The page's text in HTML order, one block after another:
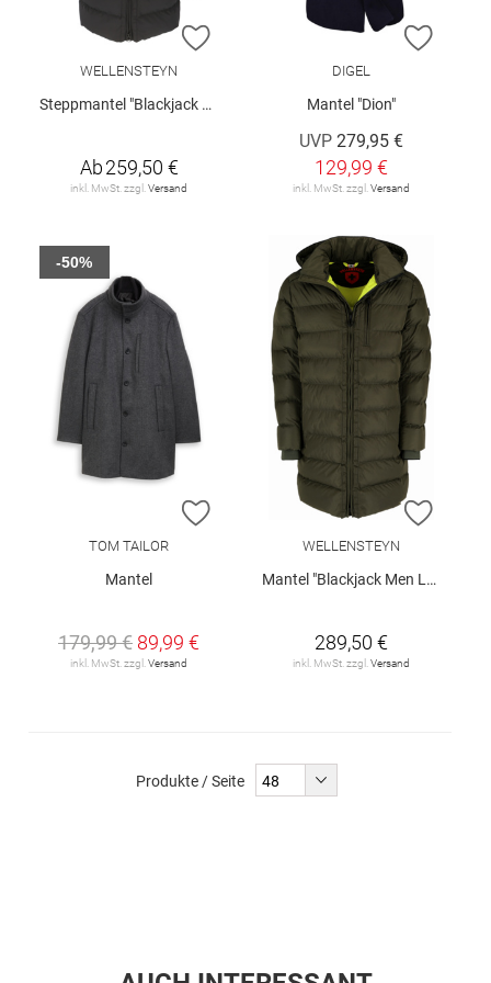
ZUR WUNSCHLISTE HINZUFÜGEN
WELLENSTEYN
Steppmantel "Blackjack Men Long"
Ab259,50 €
inkl. MwSt. zzgl.Versand
ZUR
DIGEL
Mantel "Dion"
UVP 279,95 €
129,99 €
inkl. MwSt. zzgl.Versand
ZUR WUNSCHLISTE HINZUFÜGEN
TOM TAILOR
Mantel
179,99 € 89,99 €
inkl. MwSt. zzgl.Versand
-50%
ZUR
WELLENSTEYN
Mantel "Blackjack Men Long"
289,50 €
inkl. MwSt. zzgl.Versand
Produkte / Seite